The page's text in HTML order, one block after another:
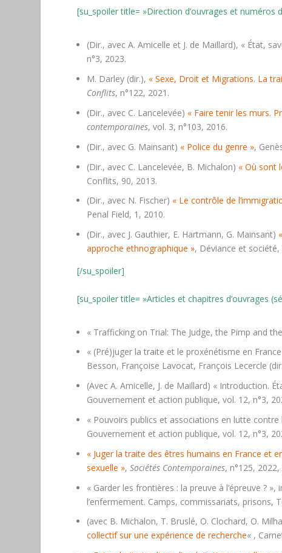
[su_spoiler title= »Direction d’ouvrages et numéros
(Dir., avec A. Amicelle et J. de Maillard), « État,
n°3, 2023.
M. Darley (dir.), « Sexe, Droit et Migrations. La
Conflits, n°122, 2021.
(Dir., avec C. Lancelevée) « Faire tenir les murs.
contemporaines, vol. 3, n°103, 2016.
(Dir., avec G. Mainsant) « Police du genre »,
(Dir., avec C. Lancelevée, B. Michalon) « Où sont
Conflits, 90, 2013.
(Dir., avec N. Fischer) « Le contrôle de
Penal Field, 1, 2010.
(Dir., avec J. Gauthier, E. Hartmann, G. Mainsant)
approche ethnographique », Déviance et société,
[/su_spoiler]
[su_spoiler title= »Articles et chapitres d’ouvrages
« Trafficking on Trial: The Judge, the Pimp and
« (Pré)juger la traite et le proxénétisme en
Besson, Françoise Lavocat, François Lecercle
(Avec A. Amicelle, J. de Maillard) « Introduction.
Gouvernement et action publique, vol. 12, n°3,
« Pouvoirs publics et associations en lutte
Gouvernement et action publique, vol. 12, n°3,
« Juger la traite des êtres humains en France et
sexuelle »,Sociétés Contemporaines, n°125,
« Garder les frontières : la preuve à l’épreuve ?
l’enfermement. Camps, commissariats, prisons,
(avec B. Michalon, T. Bruslé, O. Clochard, O.
collectif sur une expérience de recherche« ,